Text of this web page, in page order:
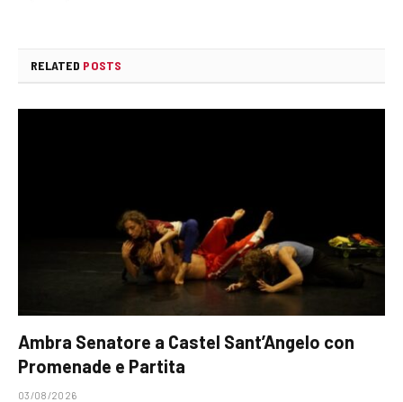
RELATED POSTS
Ambra Senatore a Castel Sant’Angelo con
Promenade e Partita
03/08/2026